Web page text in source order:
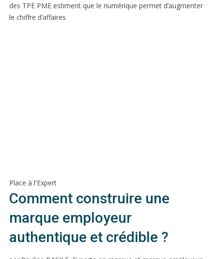
des TPE PME estiment que le numérique permet d’augmenter
le chiffre d’affaires
Place à l'Expert
Comment construire une
marque employeur
authentique et crédible ?